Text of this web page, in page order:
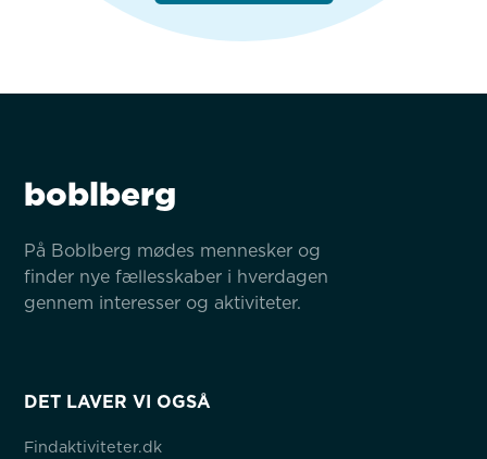
boblberg
På Boblberg mødes mennesker og
finder nye fællesskaber i hverdagen
gennem interesser og aktiviteter.
DET LAVER VI OGSÅ
Findaktiviteter.dk